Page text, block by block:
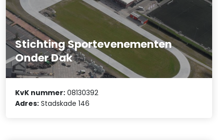
Stichting Sportevenementen
Onder Dak
KvK nummer: 08130392
Adres: Stadskade 146